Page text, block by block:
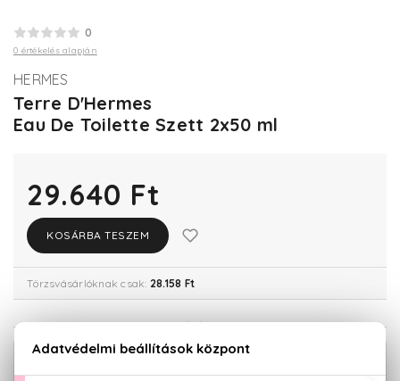
0
0 értékelés alapján
HERMES
Terre D'Hermes
Eau De Toilette Szett 2x50 ml
29.640 Ft
KOSÁRBA TESZEM
Törzsvásárlóknak csak: 28.158 Ft
KAPCSOLÓDÓ TERMÉKEK
9.030 Ft